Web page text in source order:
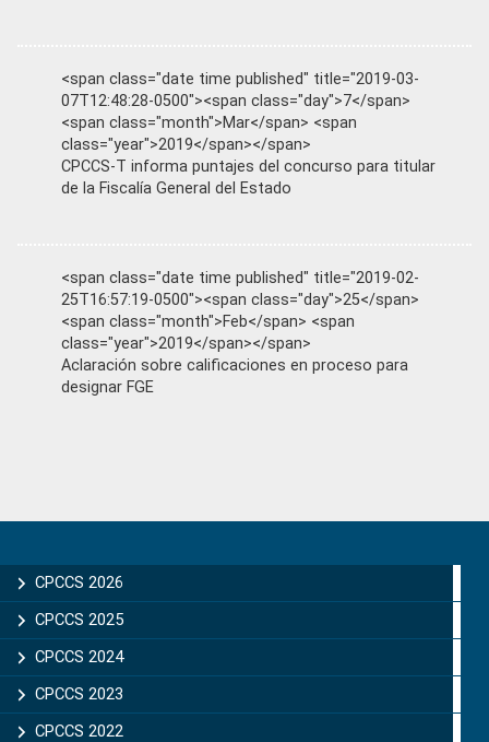
<span class="date time published" title="2019-03-
07T12:48:28-0500"><span class="day">7</span>
<span class="month">Mar</span> <span
class="year">2019</span></span>
CPCCS-T informa puntajes del concurso para titular
de la Fiscalía General del Estado
<span class="date time published" title="2019-02-
25T16:57:19-0500"><span class="day">25</span>
<span class="month">Feb</span> <span
class="year">2019</span></span>
Aclaración sobre calificaciones en proceso para
designar FGE
Sidebar
CPCCS 2026
CPCCS 2025
CPCCS 2024
CPCCS 2023
CPCCS 2022